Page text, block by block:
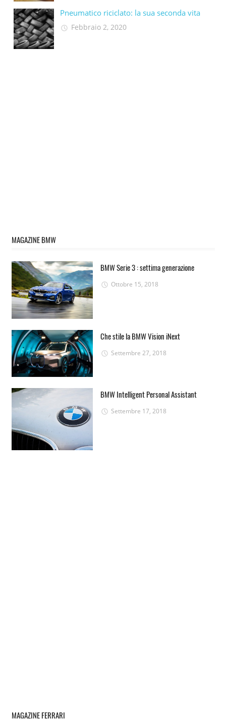
Pneumatico riciclato: la sua seconda vita​
Febbraio 2, 2020
MAGAZINE BMW
BMW Serie 3 : settima generazione
Ottobre 15, 2018
Che stile la BMW Vision iNext
Settembre 27, 2018
BMW Intelligent Personal Assistant
Settembre 17, 2018
MAGAZINE FERRARI